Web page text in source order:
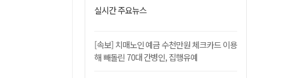
실시간 주요뉴스
[속보] 치매노인 예금 수천만원 체크카드 이용
해 빼돌린 70대 간병인, 집행유예